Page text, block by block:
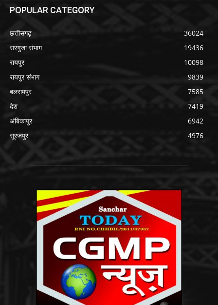
POPULAR CATEGORY
छत्तीसगढ़
36024
सरगुजा संभाग
19436
रायपुर
10098
रायपुर संभाग
9839
बलरामपुर
7585
देश
7419
अंबिकापुर
6942
सूरजपुर
4976